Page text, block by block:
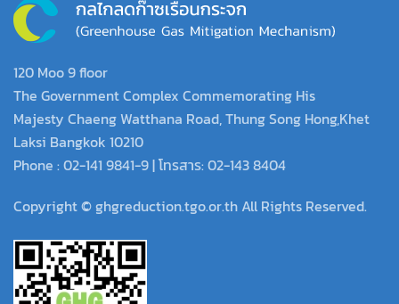
120 Moo 9 floor
The Government Complex Commemorating His
Majesty Chaeng Watthana Road, Thung Song Hong,Khet
Laksi Bangkok 10210
Phone : 02-141 9841-9 | โทรสาร: 02-143 8404
Copyright © ghgreduction.tgo.or.th All Rights Reserved.